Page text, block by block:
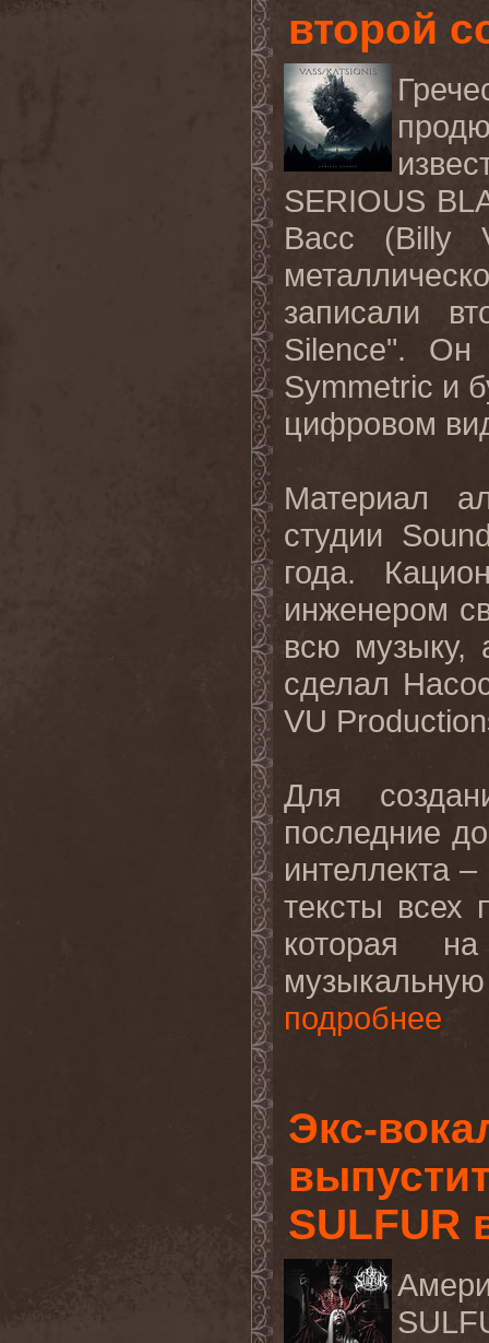
второй
SERIOUS
Васс (Billy
записали
Silence". Он
Symmetric и
цифровом
Материал
студии
года.
инженером
всю музыку,
сделал
VU
Для
последние
интеллекта
тексты всех
которая
подробнее
Экс-
SULFUR